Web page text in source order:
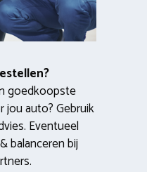
goedkoopste
jou auto? Gebruik
Eventueel
balanceren bij